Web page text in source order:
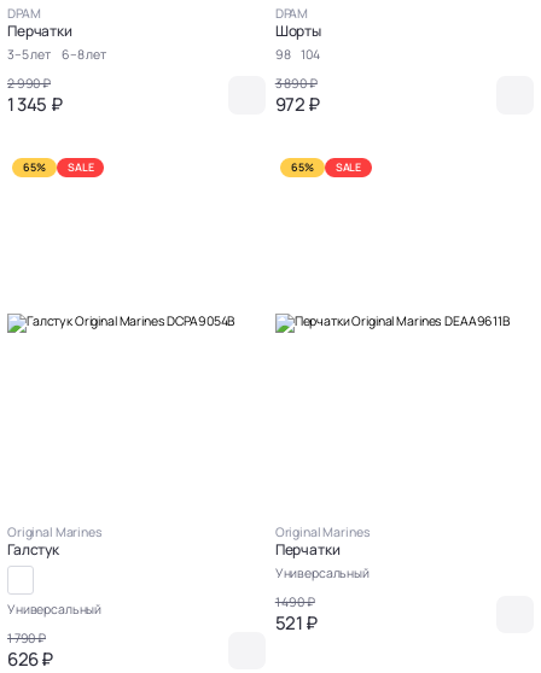
DPAM
Перчатки
3–5 лет
6–8 лет
2 990 ₽
1 345 ₽
DPAM
Шорты
98
104
3 890 ₽
972 ₽
65% SALE
Original Marines
Галстук
Универсальный
1 790 ₽
626 ₽
65% SALE
Original Marines
Перчатки
Универсальный
1 490 ₽
521 ₽